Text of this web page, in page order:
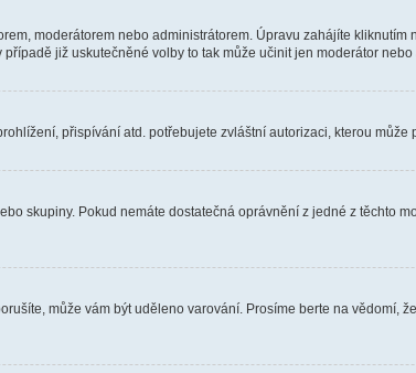
moderátorem nebo administrátorem. Úpravu zahájíte
již uskutečněné volby to tak může učinit jen moderátor
přispívání atd. potřebujete zvláštní autorizaci, kterou
skupiny. Pokud nemáte dostatečná oprávnění z jedné z těchto
může vám být uděleno varování. Prosíme berte na